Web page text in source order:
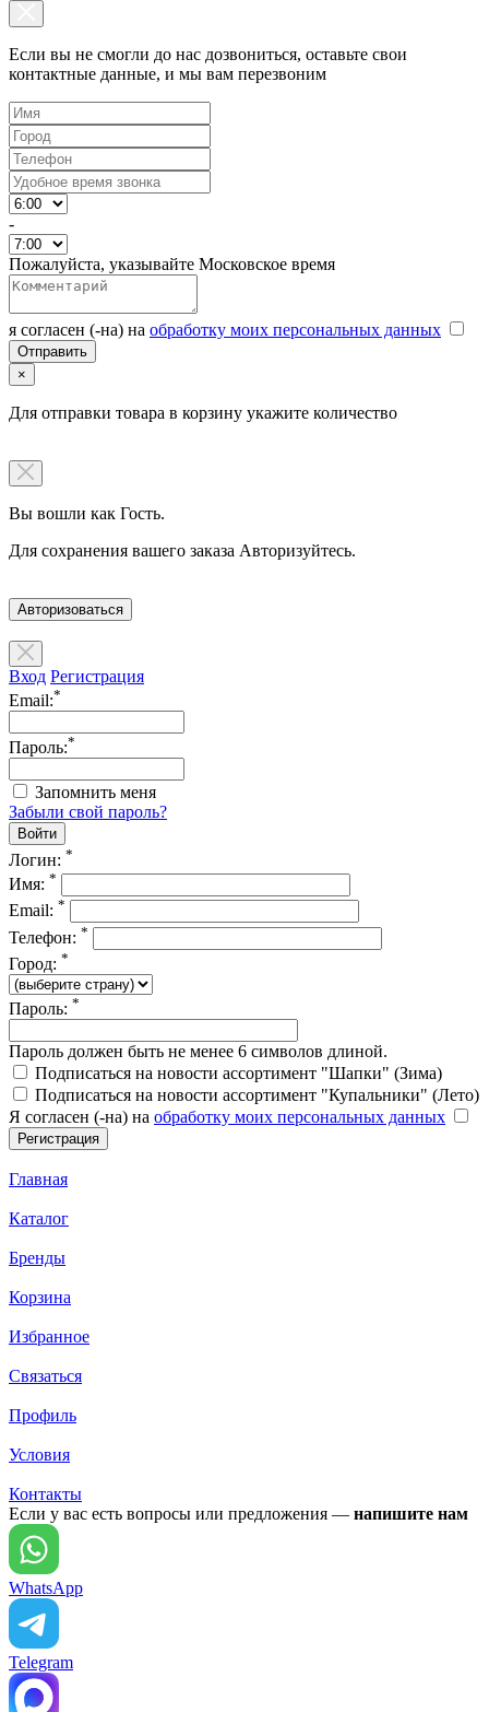
Если вы не смогли до нас дозвониться, оставьте свои
контактные данные, и мы вам перезвоним
-
Пожалуйста, указывайте Московское время
я согласен (-на) на обработку моих персональных данных
×
Для отправки товара в корзину укажите количество
Вы вошли как Гость.
Для сохранения вашего заказа Авторизуйтесь.
Авторизоваться
Вход Регистрация
Email:*
Пароль:*
Запомнить меня
Забыли свой пароль?
Логин: *
Имя: *
Email: *
Телефон: *
Город: *
Пароль: *
Пароль должен быть не менее 6 символов длиной.
Подписаться на новости ассортимент "Шапки" (Зима)
Подписаться на новости ассортимент "Купальники" (Лето)
Я согласен (-на) на обработку моих персональных данных
Главная
Каталог
Бренды
Корзина
Избранное
Связаться
Профиль
Условия
Контакты
Если у вас есть вопросы или предложения — напишите нам
WhatsApp
Telegram